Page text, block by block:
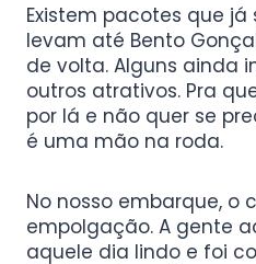
Existem pacotes que já
levam até Bento
de volta. Alguns ainda
outros atrativos. Pra
por lá e não quer se
é uma mão na roda.
No nosso embarque, o
empolgação. A gente
aquele dia lindo e foi